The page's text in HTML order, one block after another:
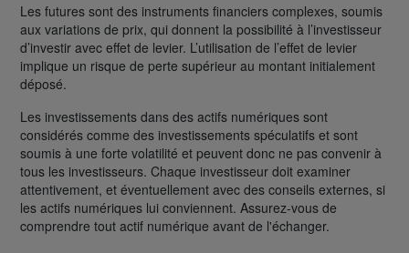
Les futures sont des instruments financiers complexes, soumis
aux variations de prix, qui donnent la possibilité à l’investisseur
d’investir avec effet de levier. L’utilisation de l’effet de levier
implique un risque de perte supérieur au montant initialement
déposé.
Les investissements dans des actifs numériques sont
considérés comme des investissements spéculatifs et sont
soumis à une forte volatilité et peuvent donc ne pas convenir à
tous les investisseurs. Chaque investisseur doit examiner
attentivement, et éventuellement avec des conseils externes, si
les actifs numériques lui conviennent. Assurez-vous de
comprendre tout actif numérique avant de l'échanger.